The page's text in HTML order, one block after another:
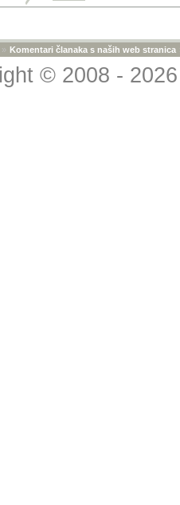
» Komentari članaka s naših web stranica
© 2008 -